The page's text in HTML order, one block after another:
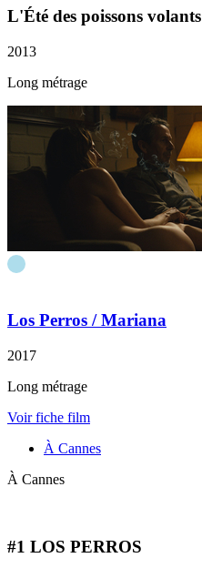
L'Été des poissons volants
2013
Long métrage
Los Perros / Mariana
2017
Long métrage
Voir fiche film
À Cannes
À Cannes
#1 LOS PERROS